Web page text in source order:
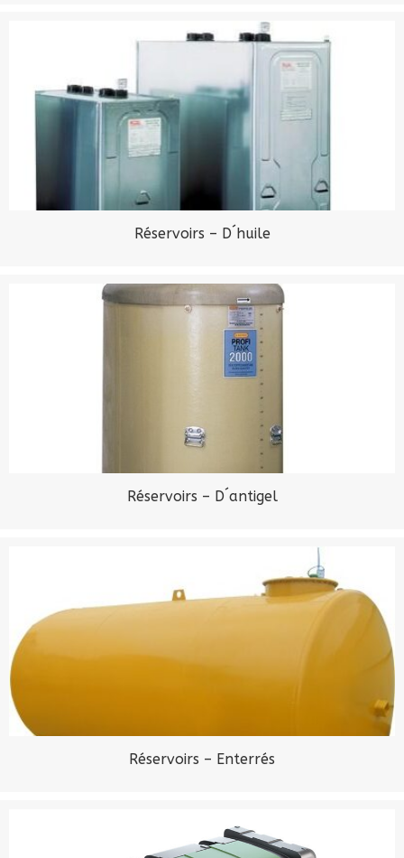
Réservoirs – D´huile
Réservoirs – D´antigel
Réservoirs – Enterrés